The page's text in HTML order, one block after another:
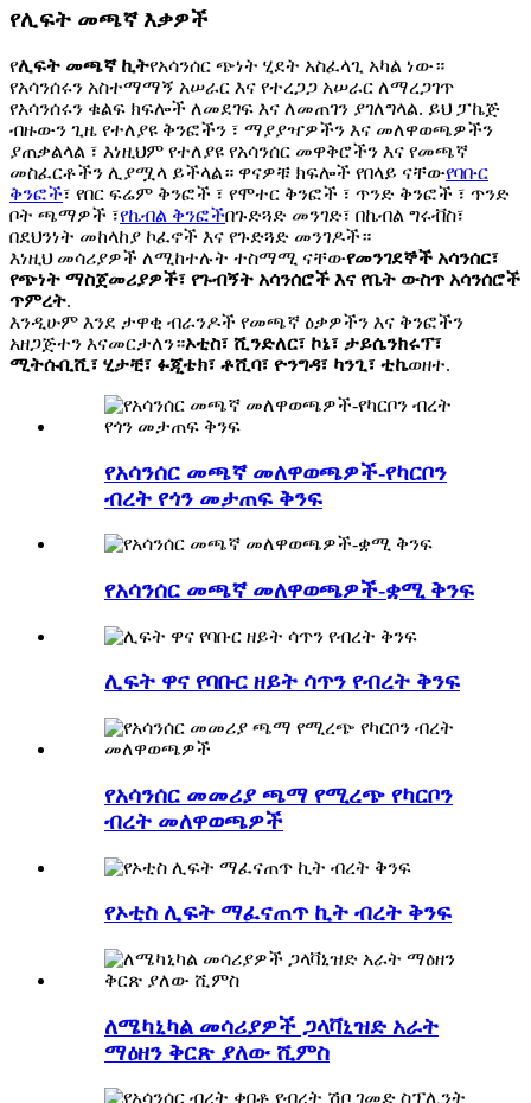
የሊፍት መጫኛ እቃዎች
የሊፍት መጫኛ ኪትየአሳንሰር ጭነት ሂደት አስፈላጊ አካል ነው።
የአሳንሰሩን አስተማማኝ አሠራር እና የተረጋጋ አሠራር ለማረጋገጥ
የአሳንሰሩን ቁልፍ ክፍሎች ለመደገፍ እና ለመጠገን ያገለግላል. ይህ ፓኬጅ
ብዙውን ጊዜ የተለያዩ ቅንፎችን ፣ ማያያዣዎችን እና መለዋወጫዎችን
ያጠቃልላል ፣ እነዚህም የተለያዩ የአሳንሰር መዋቅሮችን እና የመጫኛ
መስፈርቶችን ሊያሟላ ይችላል። ዋናዎቹ ክፍሎች የበላይ ናቸውየባቡር
ቅንፎች፣ የበር ፍሬም ቅንፎች ፣ የሞተር ቅንፎች ፣ ጥንድ ቅንፎች ፣ ጥንድ
ቦት ጫማዎች ፣የኬብል ቅንፎችበጉድጓድ መንገድ፣ በኬብል ግሩቭስ፣
በደህንነት መከላከያ ኮፈኖች እና የጉድጓድ መንገዶች።
እነዚህ መሳሪያዎች ለሚከተሉት ተስማሚ ናቸውየመንገደኞች አሳንሰር፣
የጭነት ማስጀመሪያዎች፣ የጉብኝት አሳንሰሮች እና የቤት ውስጥ አሳንሰሮች
ጥምረት.
እንዲሁም እንደ ታዋቂ ብራንዶች የመጫኛ ዕቃዎችን እና ቅንፎችን
አዘጋጅተን እናመርታለን።ኦቲስ፣ ሺንድለር፣ ኮኔ፣ ታይሴንክሩፕ፣
ሚትሱቢሺ፣ ሂታቺ፣ ፉጂቴክ፣ ቶሺባ፣ ዮንግዳ፣ ካንጊ፣ ቲኬወዘተ.
የአሳንሰር መጫኛ መለዋወጫዎች-የካርቦን
ብረት የጎን መታጠፍ ቅንፍ
የአሳንሰር መጫኛ መለዋወጫዎች-ቋሚ ቅንፍ
ሊፍት ዋና የባቡር ዘይት ሳጥን የብረት ቅንፍ
የአሳንሰር መመሪያ ጫማ የሚረጭ የካርቦን
ብረት መለዋወጫዎች
የኦቲስ ሊፍት ማፈናጠጥ ኪት ብረት ቅንፍ
ለሜካኒካል መሳሪያዎች ጋላቫኒዝድ አራት
ማዕዘን ቅርጽ ያለው ሺምስ